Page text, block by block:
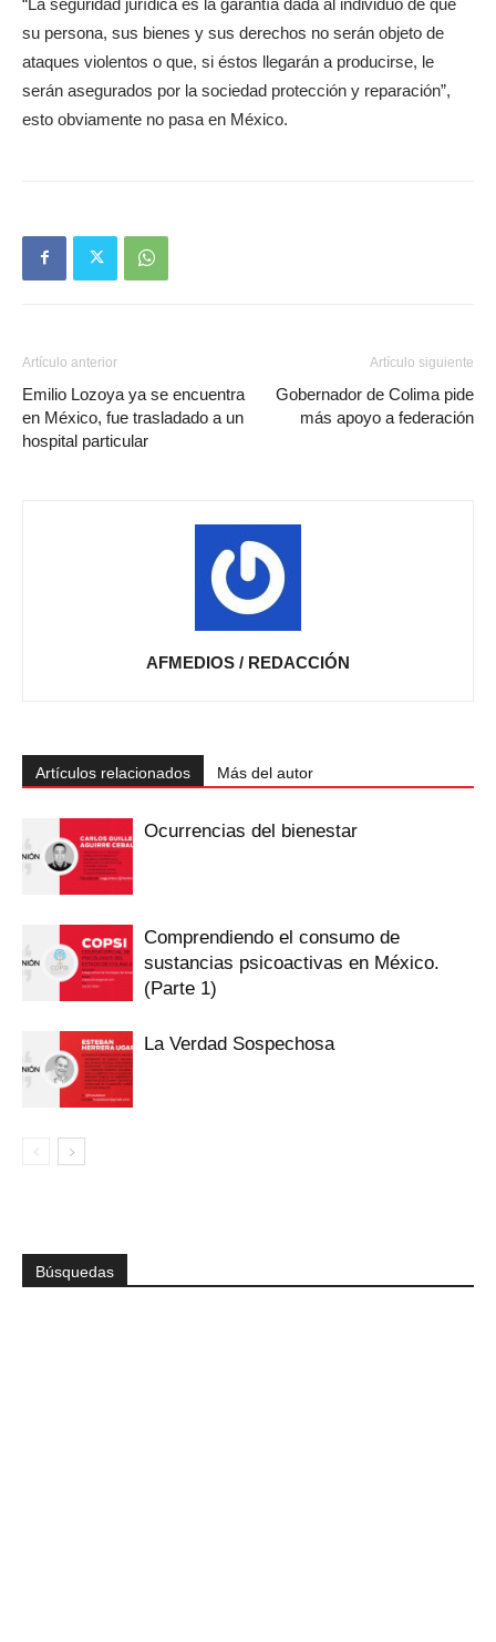
su persona, sus bienes y sus derechos no serán objeto de
ataques violentos o que, si éstos llegarán a producirse, le
serán asegurados por la sociedad protección y reparación”,
esto obviamente no pasa en México.
Artículo anterior
Emilio Lozoya ya se encuentra
en México, fue trasladado a un
hospital particular
Artículo siguiente
Gobernador de Colima pide
más apoyo a federación
AFMEDIOS / REDACCIÓN
Artículos relacionados Más del autor
Ocurrencias del bienestar
Comprendiendo el consumo de
sustancias psicoactivas en México.
(Parte 1)
La Verdad Sospechosa
Búsquedas